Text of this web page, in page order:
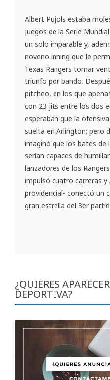
Albert Pujols estaba
juegos de la Serie
un solo imparable y,
noveno inning que le
Texas Rangers tomar
triunfo por bando.
pitcheo, en los que
con 23 jits entre los dos
esperaban que la
suelta en Arlington; pero
imaginó que los bates de
serían capaces de
lanzadores de los
impulsó cuatro carreras y
providencial- conectó un
gran estrella del 3er
¿QUIERES
DEPORTIVA?